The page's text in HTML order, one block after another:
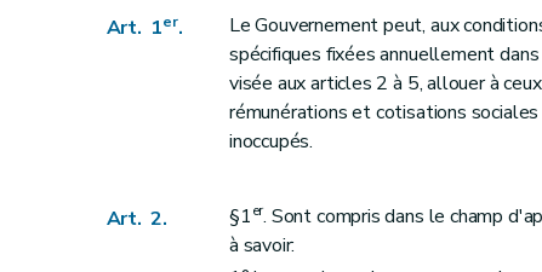
Section 2
Les pouvoirs publics régionaux et
Art. 16
Section 3 Les employeurs du non marchand
Art. 17
Section 4 Les établissements
Section 5 Les petites et moyennes
Art. 19
Art. 1er.
Le Gouvernement peut, aux
spécifiques fixées annuellement
visée aux articles 2 à 5, allouer à
rémunérations et cotisations
inoccupés.
Art. 2. §1er. Sont compris dans le champ
à savoir: